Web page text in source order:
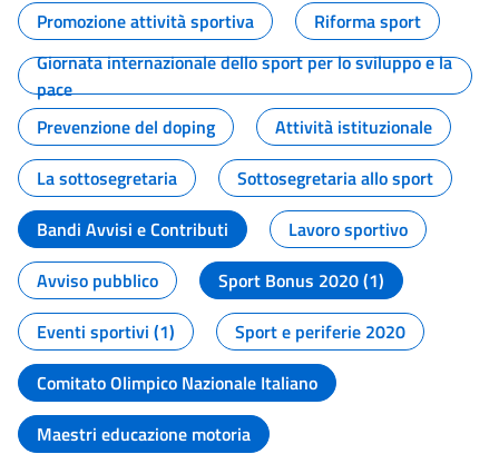
Promozione attività sportiva
Riforma sport
Giornata internazionale dello sport per lo sviluppo e la
pace
Prevenzione del doping
Attività istituzionale
La sottosegretaria
Sottosegretaria allo sport
Bandi Avvisi e Contributi
Lavoro sportivo
Avviso pubblico
Sport Bonus 2020 (1)
Eventi sportivi (1)
Sport e periferie 2020
Comitato Olimpico Nazionale Italiano
Maestri educazione motoria